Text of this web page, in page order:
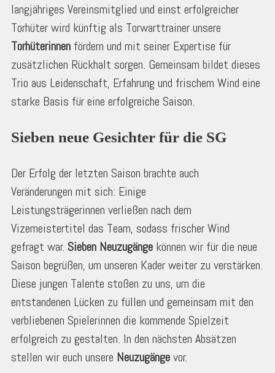
langjähriges Vereinsmitglied und einst erfolgreicher
Torhüter wird künftig als Torwarttrainer unsere
Torhüterinnen fördern und mit seiner Expertise für
zusätzlichen Rückhalt sorgen. Gemeinsam bildet dieses
Trio aus Leidenschaft, Erfahrung und frischem Wind eine
starke Basis für eine erfolgreiche Saison.
Sieben neue Gesichter für die SG
Der Erfolg der letzten Saison brachte auch
Veränderungen mit sich: Einige
Leistungsträgerinnen verließen nach dem
Vizemeistertitel das Team, sodass frischer Wind
gefragt war. Sieben Neuzugänge können wir für die neue
Saison begrüßen, um unseren Kader weiter zu verstärken.
Diese jungen Talente stoßen zu uns, um die
entstandenen Lücken zu füllen und gemeinsam mit den
verbliebenen Spielerinnen die kommende Spielzeit
erfolgreich zu gestalten. In den nächsten Absätzen
stellen wir euch unsere Neuzugängevor.